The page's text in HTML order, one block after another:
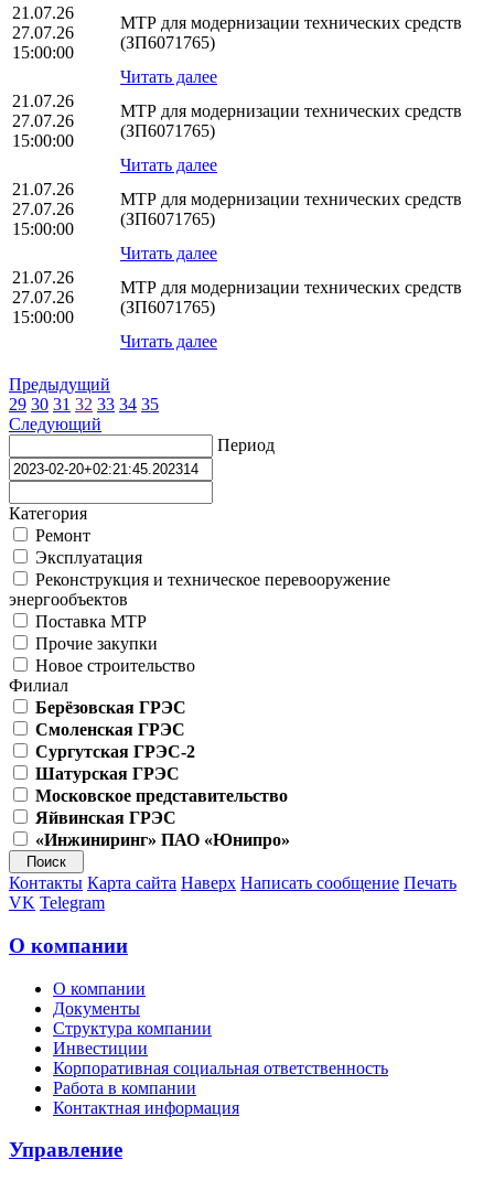
21.07.26
27.07.26
15:00:00
МТР для модернизации технических средств
(ЗП6071765)
Читать далее
21.07.26
27.07.26
15:00:00
МТР для модернизации технических средств
(ЗП6071765)
Читать далее
21.07.26
27.07.26
15:00:00
МТР для модернизации технических средств
(ЗП6071765)
Читать далее
21.07.26
27.07.26
15:00:00
МТР для модернизации технических средств
(ЗП6071765)
Читать далее
Предыдущий
29 30 31 32 33 34 35
Следующий
Период
Категория
Ремонт
Эксплуатация
Реконструкция и техническое перевооружение
энергообъектов
Поставка МТР
Прочие закупки
Новое строительство
Филиал
Берёзовская ГРЭС
Смоленская ГРЭС
Сургутская ГРЭС-2
Шатурская ГРЭС
Московское представительство
Яйвинская ГРЭС
«Инжиниринг» ПАО «Юнипро»
Контакты Карта сайта Наверх Написать сообщение Печать
VK Telegram
О компании
О компании
Документы
Структура компании
Инвестиции
Корпоративная социальная ответственность
Работа в компании
Контактная информация
Управление